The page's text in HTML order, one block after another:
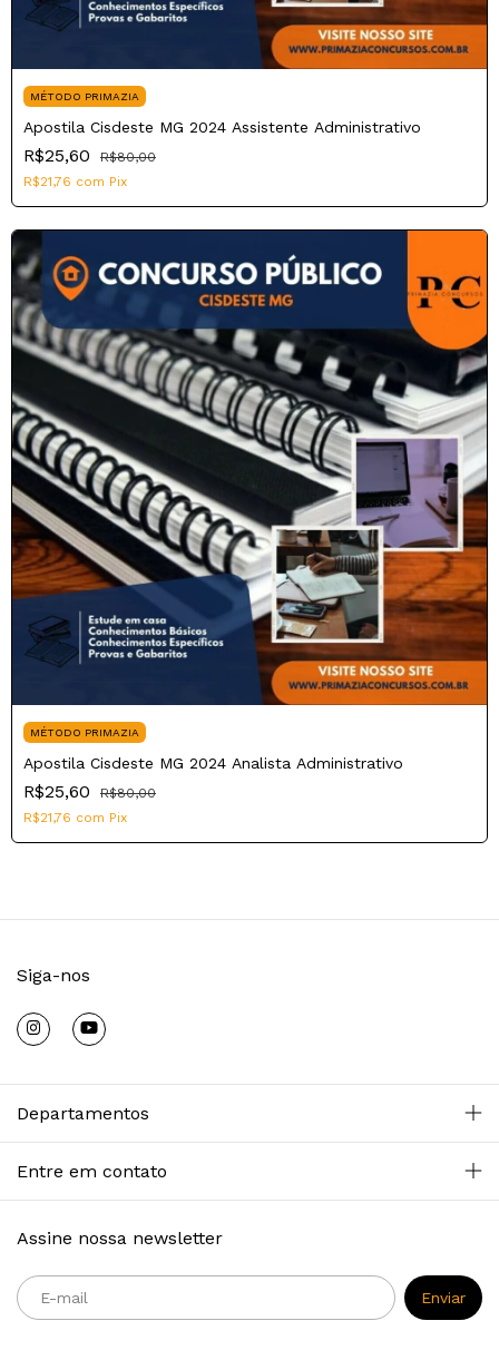
MÉTODO PRIMAZIA
Apostila Cisdeste MG 2024 Assistente Administrativo
R$25,60
R$80,00
R$21,76 com Pix
MÉTODO PRIMAZIA
Apostila Cisdeste MG 2024 Analista Administrativo
R$25,60
R$80,00
R$21,76 com Pix
Siga-nos
Departamentos
Entre em contato
Assine nossa newsletter